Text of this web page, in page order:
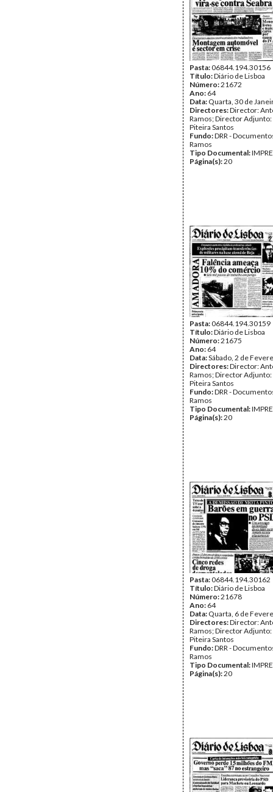
Pasta:06844.194.30156
Título:Diário de Lisboa
Número:21672
Ano: 64
Data: Quarta, 30 de
Directores:Director:
Ramos; Director
Piteira Santos
Fundo:DRR -
Ramos
Tipo Documental:
Página(s):20
Pasta:06844.194.30159
Título:Diário de Lisboa
Número:21675
Ano: 64
Data:Sábado, 2 de
Directores:Director:
Ramos; Director
Piteira Santos
Fundo:DRR -
Ramos
Tipo Documental:
Página(s):20
Pasta:06844.194.30162
Título:Diário de Lisboa
Número:21678
Ano: 64
Data: Quarta, 6 de
Directores:Director:
Ramos; Director
Piteira Santos
Fundo:DRR -
Ramos
Tipo Documental:
Página(s):20